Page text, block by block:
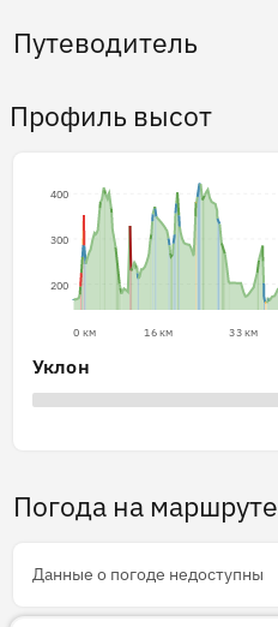
Путеводитель
Профиль высот
200
300
400
0 км 16 км 33 км
Уклон
Погода на маршруте
Данные о погоде недоступны